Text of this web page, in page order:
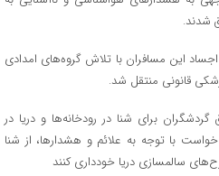
این مسافران با تلاش گروه‌های امدادی
قانونی منتقل شد.
برای شنا در رودخانه‌ها و دریا در
با توجه به علائم و هشدار‌ها، از شنا
سالمسازی دریا خودداری کنند